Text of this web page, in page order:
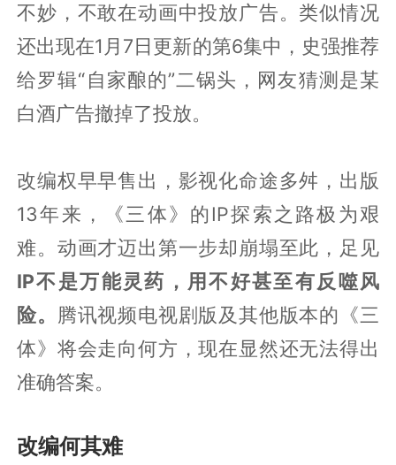
不妙，不敢在动画中投放广告。类似情况
还出现在1月7日更新的第6集中，史强推荐
给罗辑“自家酿的”二锅头，网友猜测是某
白酒广告撤掉了投放。
改编权早早售出，影视化命途多舛，出版
13年来，《三体》的IP探索之路极为艰
难。动画才迈出第一步却崩塌至此，足见
IP不是万能灵药，用不好甚至有反噬风
险。 腾讯视频电视剧版及其他版本的《三
体》将会走向何方，现在显然还无法得出
准确答案。
改编何其难